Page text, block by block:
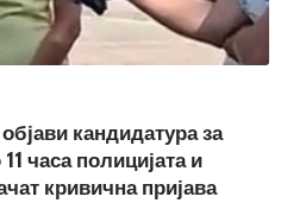
кандидатура за
часа полицијата и
кривична пријава